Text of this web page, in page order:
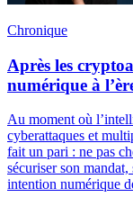
Chronique
Après les
numérique à
Au moment où
cyberattaques et
fait un pari : ne pas
sécuriser son
intention numérique